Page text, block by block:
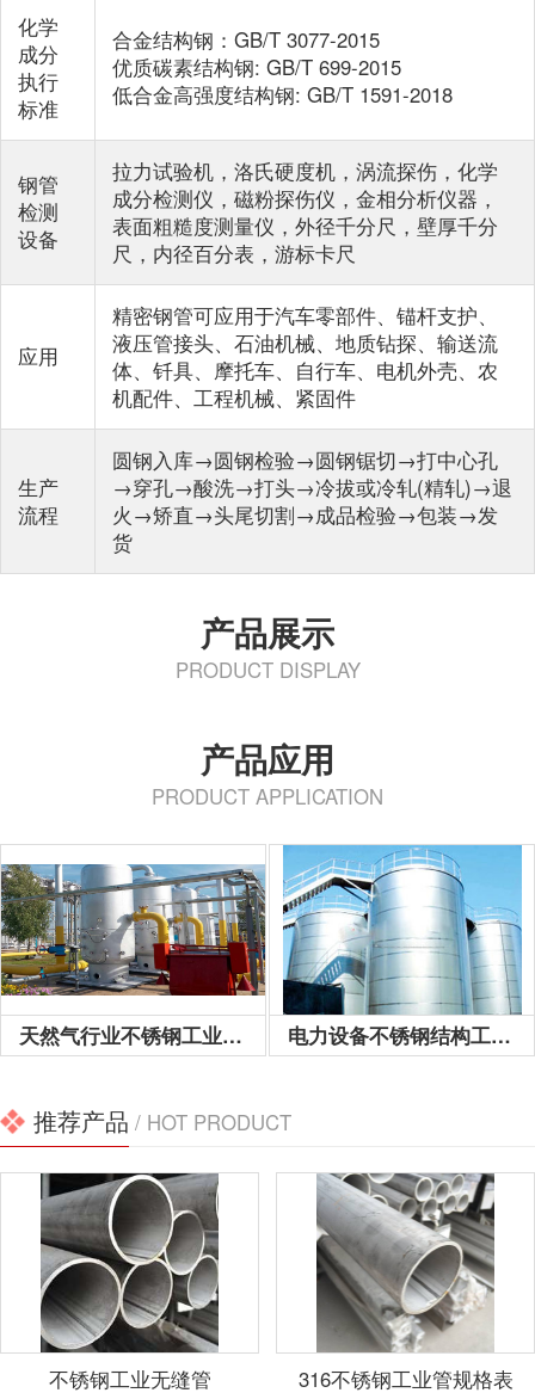
化学
成分
执行
标准
合金结构钢：GB/T 3077-2015
优质碳素结构钢: GB/T 699-2015
低合金高强度结构钢: GB/T 1591-2018
钢管
检测
设备
拉力试验机，洛氏硬度机，涡流探伤，化学
成分检测仪，磁粉探伤仪，金相分析仪器，
表面粗糙度测量仪，外径千分尺，壁厚千分
尺，内径百分表，游标卡尺
应用
精密钢管可应用于汽车零部件、锚杆支护、
液压管接头、石油机械、地质钻探、输送流
体、钎具、摩托车、自行车、电机外壳、农
机配件、工程机械、紧固件
生产
流程
圆钢入库→圆钢检验→圆钢锯切→打中心孔
→穿孔→酸洗→打头→冷拔或冷轧(精轧)→退
火→矫直→头尾切割→成品检验→包装→发
货
产品展示
PRODUCT DISPLAY
产品应用
PRODUCT APPLICATION
天然气行业不锈钢工业用管
04不锈钢工业管：具有良
好的耐蚀性，耐热性，低
温强度和机械特性，冲
压，弯曲等热加...
电力设备不锈钢结构工程用管
推荐产品 / HOT PRODUCT
不锈钢工业无缝管 316不锈钢工业管规格表